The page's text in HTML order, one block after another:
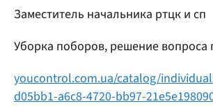
Заместитель начальника ртцк и сп
Уборка поборов, решение вопроса
youcontrol.com.ua/catalog/
d05bb1-a6c8-4720-bb97-